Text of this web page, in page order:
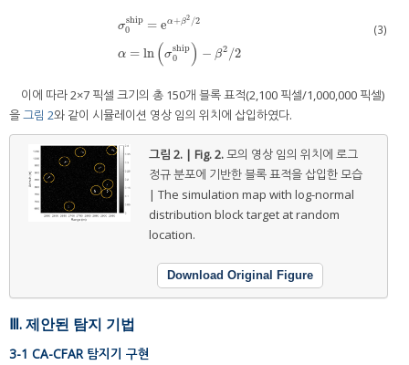
σship
0
= eα+β2 /2
α = ln (σship
0
) − β2 /2
e 2/
(3)
이에 따라 2×7 픽셀 크기의 총 150개 블록 표적(2,100 픽셀/1,000,000 픽셀)
을그림 2와 같이 시뮬레이션 영상 임의 위치에 삽입하였다.
그림 2. | Fig. 2.모의 영상 임의 위치에 로그
정규 분포에 기반한 블록 표적을 삽입한 모습
| The simulation map with log-normal
distribution block target at random
location.
Download Original Figure
Ⅲ. 제안된 탐지 기법
3-1 CA-CFAR 탐지기 구현